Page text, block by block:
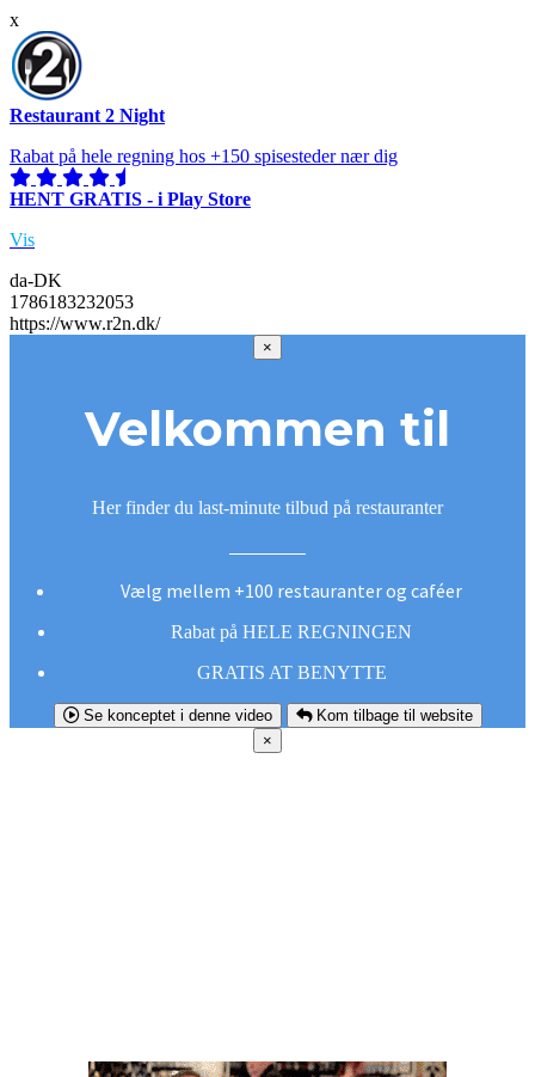
x
Restaurant 2 Night
Rabat på hele regning hos +150 spisesteder nær dig
HENT GRATIS - i Play Store
Vis
da-DK
1786183232053
https://www.r2n.dk/
×
Velkommen til
Her finder du last-minute tilbud på restauranter
Vælg mellem +100 restauranter og caféer
Rabat på HELE REGNINGEN
GRATIS AT BENYTTE
Se konceptet i denne video
Kom tilbage til website
×